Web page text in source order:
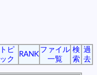
トピ
ック
RANK
ファイル
一覧
検
索
過
去